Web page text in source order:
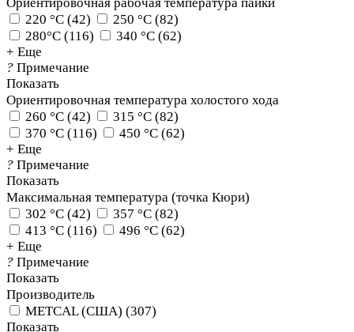
220 °C (42) 250 °C (82)
280°C (116) 340 °C (62)
+ Еще
? Примечание
Показать
Ориентировочная температура холостого хода
260 °C (42) 315 °C (82)
370 °C (116) 450 °C (62)
+ Еще
? Примечание
Показать
Максимальная температура (точка Кюри)
302 °C (42) 357 °C (82)
413 °C (116) 496 °C (62)
+ Еще
? Примечание
Показать
Производитель
METCAL (США) (307)
Показать